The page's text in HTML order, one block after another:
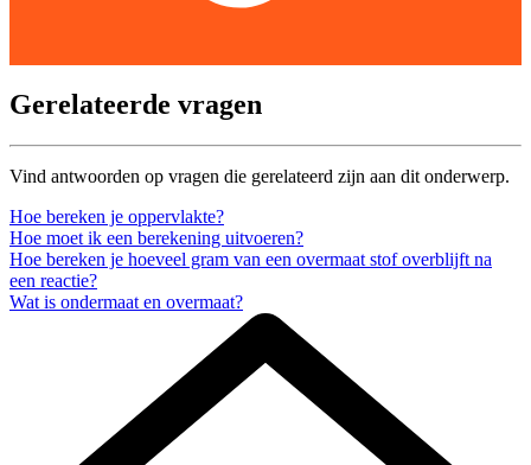
Gerelateerde vragen
Vind antwoorden op vragen die gerelateerd zijn aan dit onderwerp.
Hoe bereken je oppervlakte?
Hoe moet ik een berekening uitvoeren?
Hoe bereken je hoeveel gram van een overmaat stof overblijft na
een reactie?
Wat is ondermaat en overmaat?